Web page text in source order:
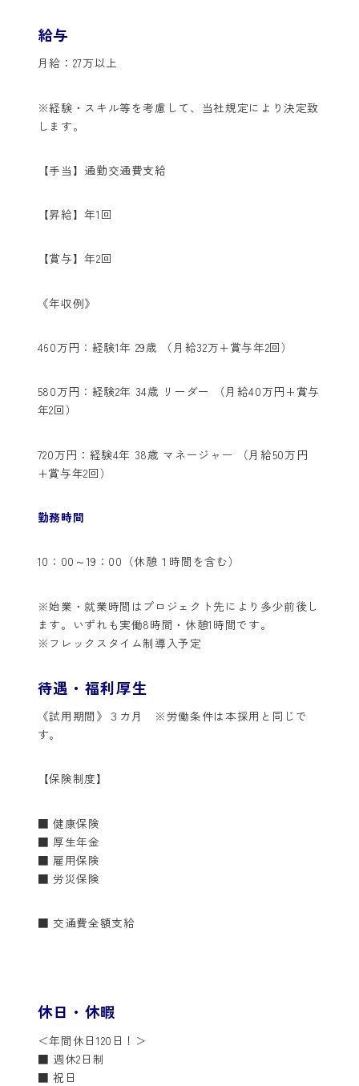
給与
月給：27万以上
※経験・スキル等を考慮して、当社規定により決定致
します。
【手当】通勤交通費支給
【昇給】年1回
【賞与】年2回
《年収例》
460万円：経験1年 29歳 （月給32万+賞与年2回）
580万円：経験2年 34歳 リーダー （月給40万円+賞与
年2回）
720万円：経験4年 38歳 マネージャー （月給50万円
+賞与年2回）
勤務時間
10：00～19：00（休憩１時間を含む）
※始業・就業時間はプロジェクト先により多少前後し
ます。いずれも実働8時間・休憩1時間です。
※フレックスタイム制導入予定
待遇・福利厚生
《試用期間》３カ月 ※労働条件は本採用と同じで
す。
【保険制度】
■ 健康保険
■ 厚生年金
■ 雇用保険
■ 労災保険
■ 交通費全額支給
休日・休暇
＜年間休日120日！＞
■ 週休2日制
■ 祝日